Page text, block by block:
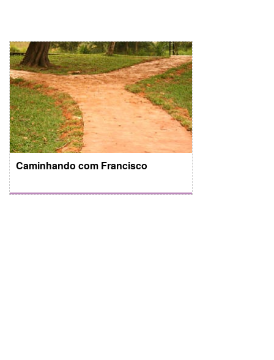
Caminhando com Francisco